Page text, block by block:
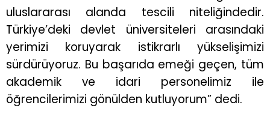
uluslararası alanda tescili niteliğindedir.
Türkiye’deki devlet üniversiteleri arasındaki
yerimizi koruyarak istikrarlı yükselişimizi
sürdürüyoruz. Bu başarıda emeği geçen, tüm
akademik ve idari personelimiz ile
öğrencilerimizi gönülden kutluyorum” dedi.